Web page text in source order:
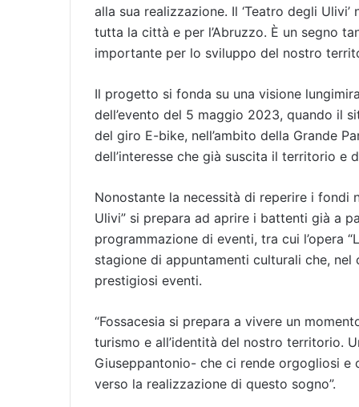
alla sua realizzazione. Il ‘Teatro degli
tutta la città e per l’Abruzzo. È un segno
importante per lo sviluppo del nostro
Il progetto si fonda su una visione
dell’evento del 5 maggio 2023, quando il
del giro E-bike, nell’ambito della Grande
dell’interesse che già suscita il territorio e
Nonostante la necessità di reperire i fondi
Ulivi” si prepara ad aprire i battenti già a
programmazione di eventi, tra cui l’opera
stagione di appuntamenti culturali che,
prestigiosi eventi.
“Fossacesia si prepara a vivere un
turismo e all’identità del nostro territorio.
Giuseppantonio- che ci rende orgogliosi
verso la realizzazione di questo sogno”.